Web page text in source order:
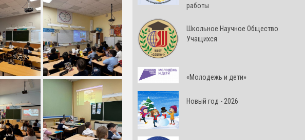
работы
Школьное Научное Общество
Учащихся
«Молодежь и дети»
Новый год - 2026